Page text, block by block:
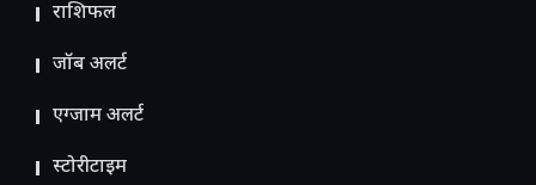
राशिफल
जॉब अलर्ट
एग्जाम अलर्ट
स्टोरीटाइम